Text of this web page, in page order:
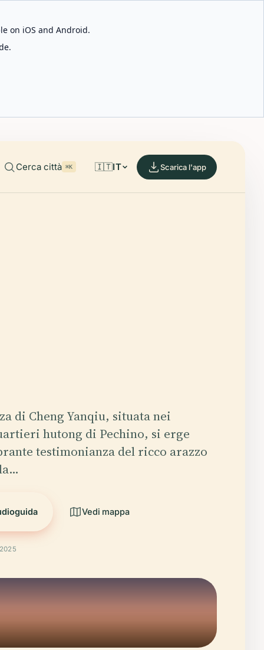
on iOS and Android.
Cerca città ⌘K 🇮🇹IT Scarica l'app
di Cheng Yanqiu, situata nei
hutong di Pechino, si erge
testimonianza del ricco arazzo
Vedi mappa